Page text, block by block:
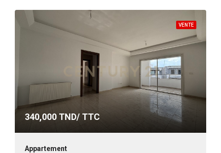
VENTE
340,000 TND/ TTC
Appartement